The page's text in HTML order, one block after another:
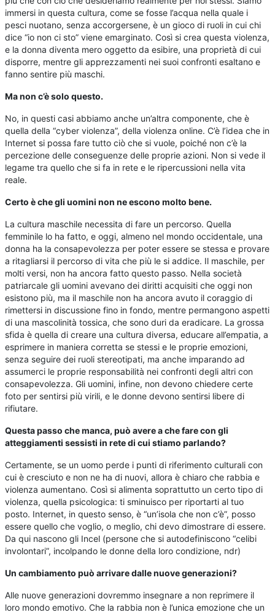
immersi in questa cultura, come se fosse l’acqua nella quale i
pesci nuotano, senza accorgersene, è un gioco di ruoli in cui chi
dice “io non ci sto” viene emarginato. Così si crea questa violenza,
e la donna diventa mero oggetto da esibire, una proprietà di cui
disporre, mentre gli apprezzamenti nei suoi confronti esaltano e
fanno sentire più maschi.
Ma non c’è solo questo.
No, in questi casi abbiamo anche un’altra componente, che è
quella della “cyber violenza”, della violenza online. C’è l’idea che in
Internet si possa fare tutto ciò che si vuole, poiché non c’è la
percezione delle conseguenze delle proprie azioni. Non si vede il
legame tra quello che si fa in rete e le ripercussioni nella vita
reale.
Certo è che gli uomini non ne escono molto bene.
La cultura maschile necessita di fare un percorso. Quella
femminile lo ha fatto, e oggi, almeno nel mondo occidentale, una
donna ha la consapevolezza per poter essere se stessa e provare
a ritagliarsi il percorso di vita che più le si addice. Il maschile, per
molti versi, non ha ancora fatto questo passo. Nella società
patriarcale gli uomini avevano dei diritti acquisiti che oggi non
esistono più, ma il maschile non ha ancora avuto il coraggio di
rimettersi in discussione fino in fondo, mentre permangono aspetti
di una mascolinità tossica, che sono duri da eradicare. La grossa
sfida è quella di creare una cultura diversa, educare all’empatia, a
esprimere in maniera corretta se stessi e le proprie emozioni,
senza seguire dei ruoli stereotipati, ma anche imparando ad
assumerci le proprie responsabilità nei confronti degli altri con
consapevolezza. Gli uomini, infine, non devono chiedere certe
foto per sentirsi più virili, e le donne devono sentirsi libere di
rifiutare.
Questa passo che manca, può avere a che fare con gli
atteggiamenti sessisti in rete di cui stiamo parlando?
Certamente, se un uomo perde i punti di riferimento culturali con
cui è cresciuto e non ne ha di nuovi, allora è chiaro che rabbia e
violenza aumentano. Così si alimenta soprattutto un certo tipo di
violenza, quella psicologica: ti sminuisco per riportarti al tuo
posto. Internet, in questo senso, è “un’isola che non c’è”, posso
essere quello che voglio, o meglio, chi devo dimostrare di essere.
Da qui nascono gli Incel (persone che si autodefiniscono “celibi
involontari”, incolpando le donne della loro condizione, ndr)
Un cambiamento può arrivare dalle nuove generazioni?
Alle nuove generazioni dovremmo insegnare a non reprimere il
loro mondo emotivo. Che la rabbia non è l’unica emozione che un